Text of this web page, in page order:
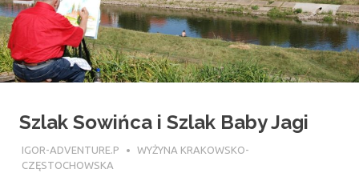
Szlak Sowińca i Szlak Baby Jagi
26 LIPCA 2018
IGOR-ADVENTURE.P
WYŻYNA KRAKOWSKO-
CZĘSTOCHOWSKA